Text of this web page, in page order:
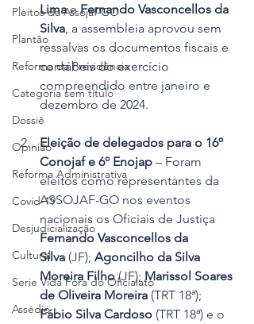
Pleitos da Assojaf-GO
Plantão
Reforma da Previdência
Categoria sem título
Dossiê
Opinião
Reforma Administrativa
Covid-19
Desjudicialização
Cultural
Serie Vida Fora do Oficialato
Assédio
Lima e Fernando Vasconcellos da
Silva , a assembleia aprovou sem
ressalvas os documentos fiscais e
contábeis do exercício
compreendido entre janeiro e
dezembro de 2024.
Eleição de delegados para o 16º
Conojaf e 6º Enojap – Foram
eleitos como representantes da
ASSOJAF-GO nos eventos
nacionais os Oficiais de Justiça
Fernando Vasconcellos da
Silva (JF); Agoncilho da Silva
Moreira Filho (JF); Marissol Soares
de Oliveira Moreira (TRT 18ª);
Fábio Silva Cardoso (TRT 18ª) e o